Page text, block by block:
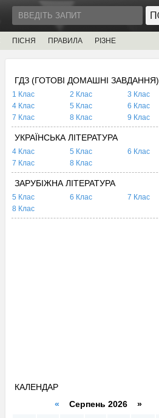
ПІСНЯ ПРАВИЛА РІЗНЕ
ГДЗ (ГОТОВІ ДОМАШНІ ЗАВДАННЯ)
1 Клас 2 Клас
3 Клас
4 Клас
5 Клас
6 Клас
7 Клас
8 Клас 9 Клас
УКРАЇНСЬКА ЛІТЕРАТУРА
4 Клас 5 Клас
6 Клас
7 Клас
8 Клас
ЗАРУБІЖНА ЛІТЕРАТУРА
5 Клас 6 Клас
7 Клас
8 Клас
КАЛЕНДАР
« Серпень 2026 »